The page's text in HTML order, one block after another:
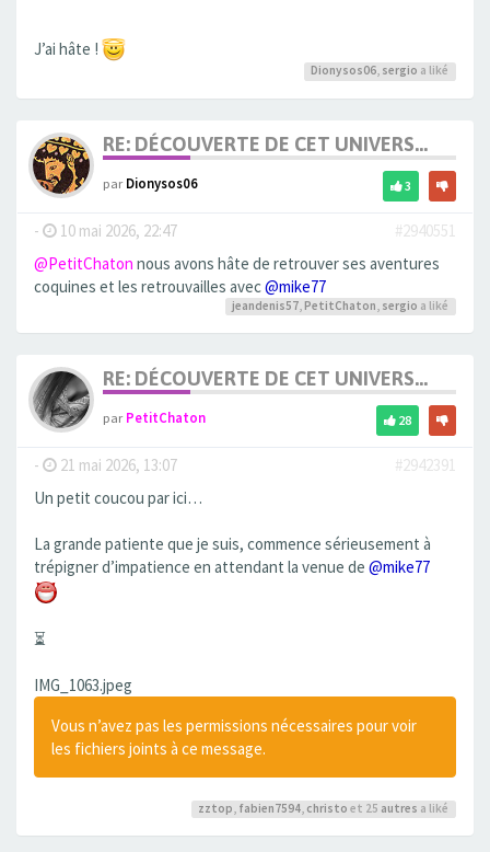
J’ai hâte !
Dionysos06, sergio a liké
RE: DÉCOUVERTE DE CET UNIVERS...
parDionysos06 3
- 10 mai 2026, 22:47
#2940551
@PetitChaton nous avons hâte de retrouver ses aventures
coquines et les retrouvailles avec@mike77
jeandenis57, PetitChaton, sergio a liké
RE: DÉCOUVERTE DE CET UNIVERS...
parPetitChaton 28
- 21 mai 2026, 13:07
#2942391
Un petit coucou par ici…
La grande patiente que je suis, commence sérieusement à
trépigner d’impatience en attendant la venue de @mike77
⏳
IMG_1063.jpeg
Vous n’avez pas les permissions nécessaires pour voir
les fichiers joints à ce message.
zztop, fabien7594, christo et 25 autres a liké